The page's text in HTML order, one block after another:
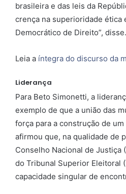
brasileira e das leis da
crença na superioridade ética
Democrático de Direito”, disse.
Leia a íntegra do discurso da
Liderança
Para Beto Simonetti, a
exemplo de que a união das
força para a construção de
afirmou que, na qualidade de
Conselho Nacional de Justiça
do Tribunal Superior Eleitoral
capacidade singular de